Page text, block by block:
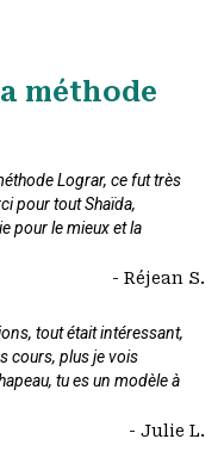
méthode
Lograr, ce fut très
pour tout Shaïda,
pour le mieux et la
- Réjean S.
tout était intéressant,
cours, plus je vois
tu es un modèle à
- Julie L.